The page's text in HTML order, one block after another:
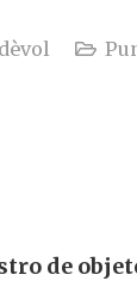
de